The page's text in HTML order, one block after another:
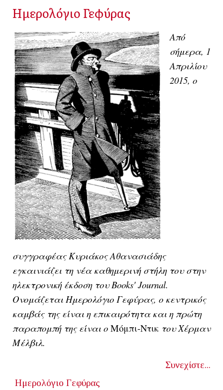
Ημερολόγιο Γεφύρας
Από
σήμερα, 1
Απριλίου
2015, ο
συγγραφέας Κυριάκος Αθανασιάδης
εγκαινιάζει τη νέα καθημερινή στήλη του στην
ηλεκτρονική έκδοση του Books' Journal.
Ονομάζεται Ημερολόγιο Γεφύρας, ο κεντρικός
καμβάς της είναι η επικαιρότητα και η πρώτη
παραπομπή της είναι ο Μόμπι-Ντικ του Χέρμαν
Μέλβιλ.
Συνεχίστε...
Ημερολόγιο Γεφύρας